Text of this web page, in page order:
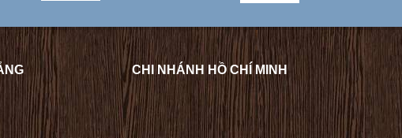
CHI NHÁNH HỒ CHÍ MINH